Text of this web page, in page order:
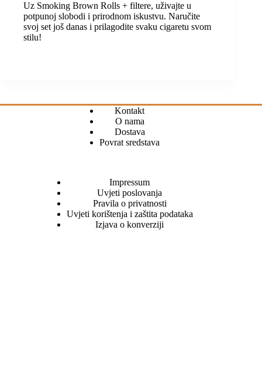
Uz Smoking Brown Rolls + filtere, uživajte u
potpunoj slobodi i prirodnom iskustvu. Naručite
svoj set još danas i prilagodite svaku cigaretu svom
stilu!
Kontakt
O nama
Dostava
Povrat sredstava
Impressum
Uvjeti poslovanja
Pravila o privatnosti
Uvjeti korištenja i zaštita podataka
Izjava o konverziji